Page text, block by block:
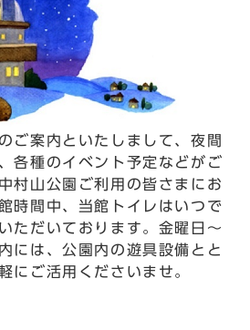
ご案内といたしまして、夜間
各種のイベント予定などがご
村山公園ご利用の皆さまにお
時間中、当館トイレはいつで
ただいております。金曜日～
には、公園内の遊具設備とと
にご活用くださいませ。